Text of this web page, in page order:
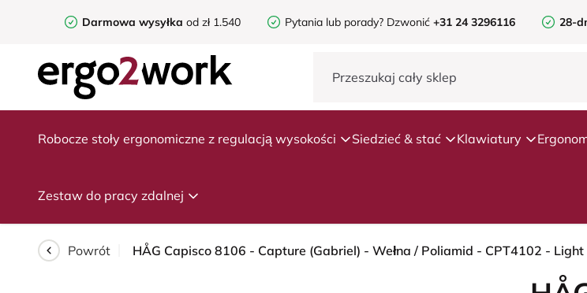
Darmowa wysyłka od zł 1.540 Pytania lub porady? Dzwonić +31 24 3296116 28-
Robocze stoły ergonomiczne z regulacją wysokości Siedzieć & stać Klawiatury
Zestaw do pracy zdalnej
Powrót HÅG Capisco 8106 - Capture (Gabriel) - Wełna / Poliamid - CPT4102 -